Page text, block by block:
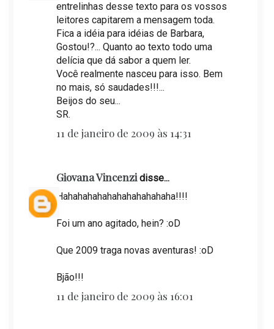
entrelinhas desse texto para os vossos
leitores capitarem a mensagem toda.
Fica a idéia para idéias de Barbara,
Gostou!?... Quanto ao texto todo uma
delícia que dá sabor a quem ler.
Você realmente nasceu para isso. Bem
no mais, só saudades!!!...
Beijos do seu...
SR.
11 de janeiro de 2009 às 14:31
Giovana Vincenzidisse...
Hahahahahahahahahahahaha!!!!
Foi um ano agitado, hein? :oD
Que 2009 traga novas aventuras! :oD
Bjão!!!
11 de janeiro de 2009 às 16:01